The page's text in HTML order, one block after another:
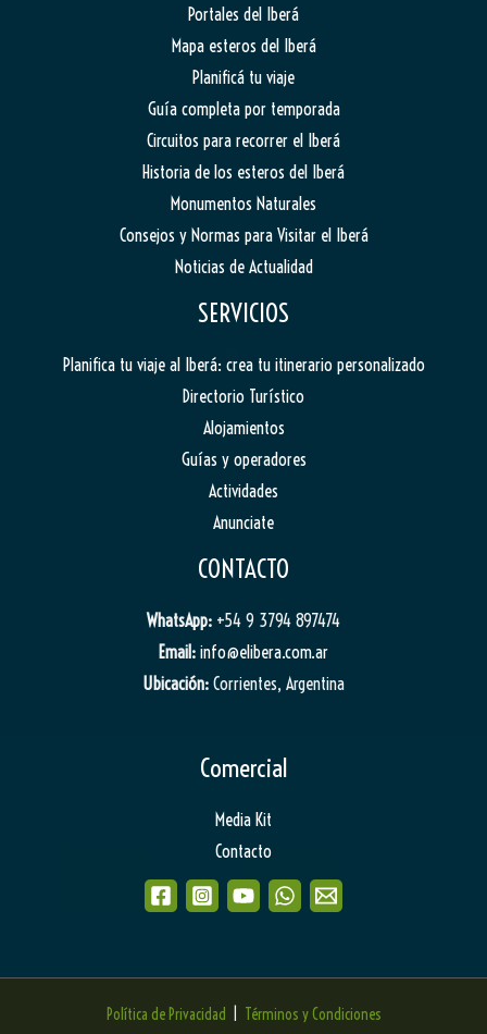
Portales del Iberá
Mapa esteros del Iberá
Planificá tu viaje
Guía completa por temporada
Circuitos para recorrer el Iberá
Historia de los esteros del Iberá
Monumentos Naturales
Consejos y Normas para Visitar el Iberá
Noticias de Actualidad
SERVICIOS
Planifica tu viaje al Iberá: crea tu itinerario personalizado
Directorio Turístico
Alojamientos
Guías y operadores
Actividades
Anunciate
CONTACTO
WhatsApp: +54 9 3794 897474
Email: info@elibera.com.ar
Ubicación: Corrientes, Argentina
Comercial
Media Kit
Contacto
Política de Privacidad Términos y Condiciones